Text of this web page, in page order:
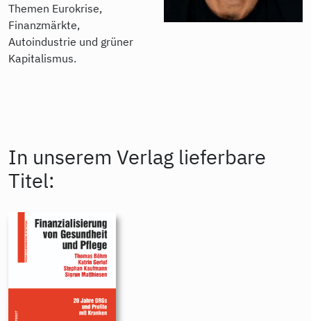
Themen Eurokrise,
Finanzmärkte,
Autoindustrie und grüner
Kapitalismus.
In unserem Verlag lieferbare
Titel: